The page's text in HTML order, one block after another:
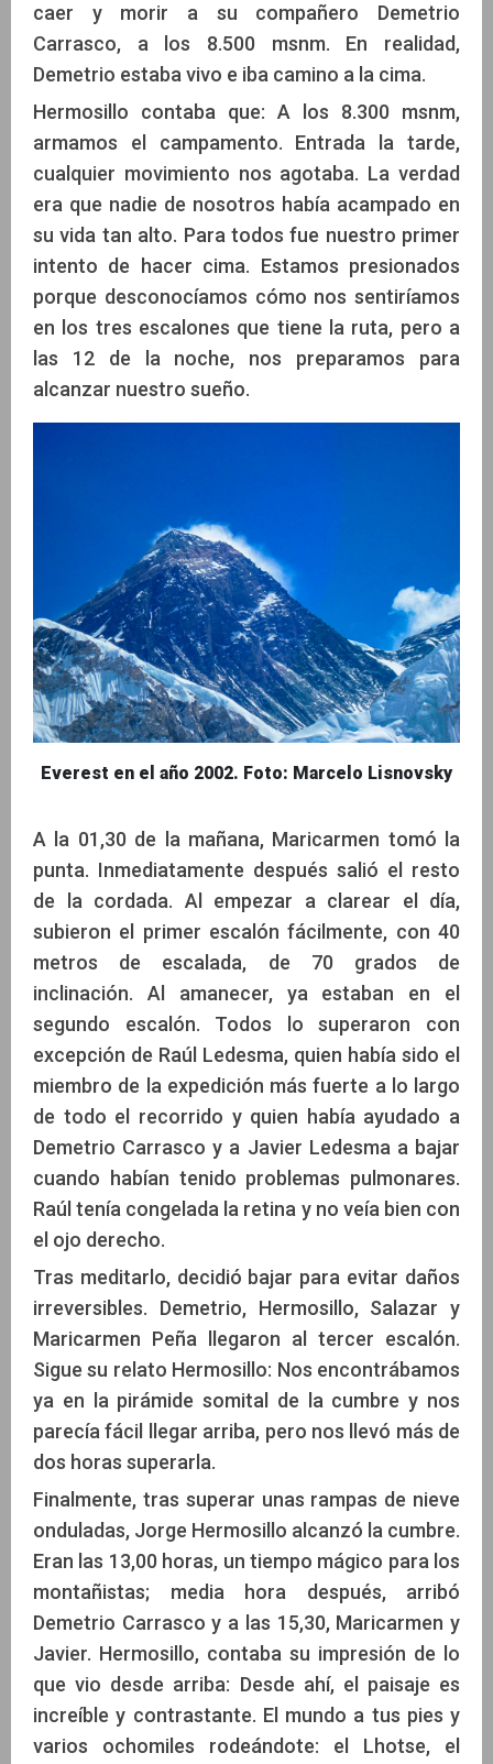
caer y morir a su compañero Demetrio
Carrasco, a los 8.500 msnm. En realidad,
Demetrio estaba vivo e iba camino a la cima.
Hermosillo contaba que: A los 8.300 msnm,
armamos el campamento. Entrada la tarde,
cualquier movimiento nos agotaba. La verdad
era que nadie de nosotros había acampado en
su vida tan alto. Para todos fue nuestro primer
intento de hacer cima. Estamos presionados
porque desconocíamos cómo nos sentiríamos
en los tres escalones que tiene la ruta, pero a
las 12 de la noche, nos preparamos para
alcanzar nuestro sueño.
Everest en el año 2002. Foto: Marcelo Lisnovsky
A la 01,30 de la mañana, Maricarmen tomó la
punta. Inmediatamente después salió el resto
de la cordada. Al empezar a clarear el día,
subieron el primer escalón fácilmente, con 40
metros de escalada, de 70 grados de
inclinación. Al amanecer, ya estaban en el
segundo escalón. Todos lo superaron con
excepción de Raúl Ledesma, quien había sido el
miembro de la expedición más fuerte a lo largo
de todo el recorrido y quien había ayudado a
Demetrio Carrasco y a Javier Ledesma a bajar
cuando habían tenido problemas pulmonares.
Raúl tenía congelada la retina y no veía bien con
el ojo derecho.
Tras meditarlo, decidió bajar para evitar daños
irreversibles. Demetrio, Hermosillo, Salazar y
Maricarmen Peña llegaron al tercer escalón.
Sigue su relato Hermosillo: Nos encontrábamos
ya en la pirámide somital de la cumbre y nos
parecía fácil llegar arriba, pero nos llevó más de
dos horas superarla.
Finalmente, tras superar unas rampas de nieve
onduladas, Jorge Hermosillo alcanzó la cumbre.
Eran las 13,00 horas, un tiempo mágico para los
montañistas; media hora después, arribó
Demetrio Carrasco y a las 15,30, Maricarmen y
Javier. Hermosillo, contaba su impresión de lo
que vio desde arriba: Desde ahí, el paisaje es
increíble y contrastante. El mundo a tus pies y
varios ochomiles rodeándote: el Lhotse, el